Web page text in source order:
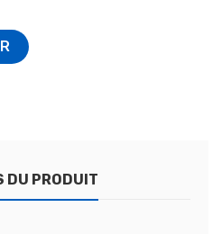
DU PRODUIT